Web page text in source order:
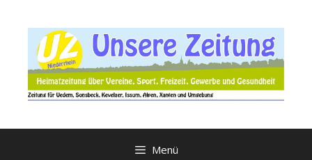
Inhalt
springen
Menü